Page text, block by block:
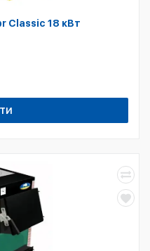
Classic 18 кВт